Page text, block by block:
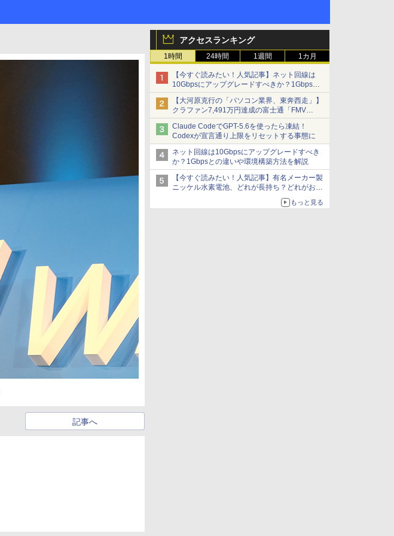
アクセスランキング
1時間 24時間 1週間 1カ月
【今すぐ読みたい！人気記事】ネット回線は
10Gbpsにアップグレードすべきか？1Gbpsと
の違いや環境構築方法を解説 - PC Watch
【大河原克行の「パソコン業界、東奔西走」】
クラファン7,491万円達成の富士通「FMV
Keyboard X」、極限の静音化を追求
Claude CodeでGPT-5.6を使ったら凍結！
Codexが宣言通り上限をリセットする事態に
ネット回線は10Gbpsにアップグレードすべき
か？1Gbpsとの違いや環境構築方法を解説
【今すぐ読みたい！人気記事】有名メーカー製
ニッケル水素電池、どれが長持ち？どれがお
もっと見る
記事へ